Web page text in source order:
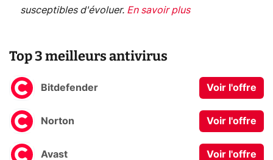
susceptibles d'évoluer. En savoir plus
Top 3 meilleurs antivirus
Bitdefender Voir l'offre
Norton Voir l'offre
Avast Voir l'offre